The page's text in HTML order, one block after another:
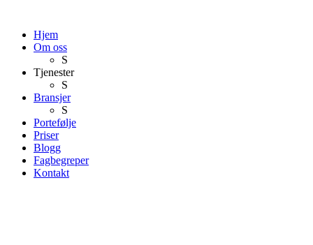
Hjem
Om oss
S
Tjenester
S
Bransjer
S
Portefølje
Priser
Blogg
Fagbegreper
Kontakt